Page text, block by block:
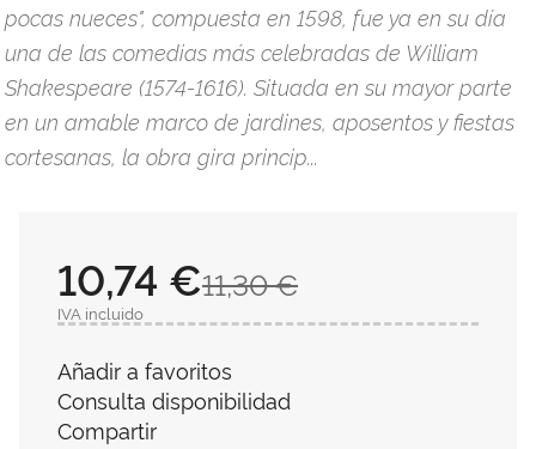
pocas nueces", compuesta en 1598, fue ya en su día
una de las comedias más celebradas de William
Shakespeare (1574-1616). Situada en su mayor parte
en un amable marco de jardines, aposentos y fiestas
cortesanas, la obra gira princip...
11,30 €
10,74 €
IVA incluido
Añadir a favoritos
Consulta disponibilidad
Compartir